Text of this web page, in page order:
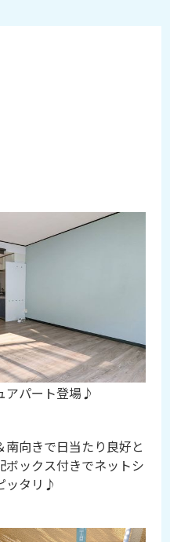
放題♪アクセン
快適ワンルーム
ル・ナカオ】
物件！！人気の高円寺か
アパート登場♪
向きで日当たり良好と
ックス付きでネットシ
ッタリ♪